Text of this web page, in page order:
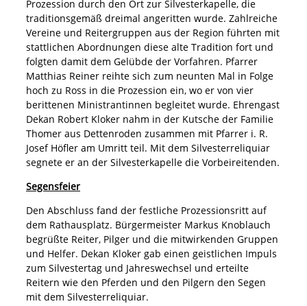
Prozession durch den Ort zur Silvesterkapelle, die
traditionsgemäß dreimal angeritten wurde. Zahlreiche
Vereine und Reitergruppen aus der Region führten mit
stattlichen Abordnungen diese alte Tradition fort und
folgten damit dem Gelübde der Vorfahren. Pfarrer
Matthias Reiner reihte sich zum neunten Mal in Folge
hoch zu Ross in die Prozession ein, wo er von vier
berittenen Ministrantinnen begleitet wurde. Ehrengast
Dekan Robert Kloker nahm in der Kutsche der Familie
Thomer aus Dettenroden zusammen mit Pfarrer i. R.
Josef Höfler am Umritt teil. Mit dem Silvesterreliquiar
segnete er an der Silvesterkapelle die Vorbeireitenden.
Segensfeier
Den Abschluss fand der festliche Prozessionsritt auf
dem Rathausplatz. Bürgermeister Markus Knoblauch
begrüßte Reiter, Pilger und die mitwirkenden Gruppen
und Helfer. Dekan Kloker gab einen geistlichen Impuls
zum Silvestertag und Jahreswechsel und erteilte
Reitern wie den Pferden und den Pilgern den Segen
mit dem Silvesterreliquiar.